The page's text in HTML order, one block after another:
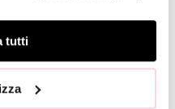
tutti